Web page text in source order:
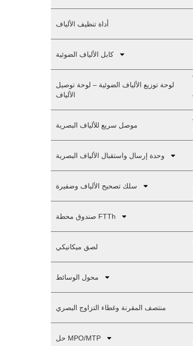
أداة تنظيف الألياف
كابل الألياف الضوئية
لوحة توزيع الألياف الضوئية – لوحة توصيل
الألياف
موصل سريع للألياف البصرية
وحدة إرسال واستقبال الألياف البصرية
سلك تصحيح الألياف وضفيرة
صندوق محطة FTTh
لصق ميكانيكي
محول الوسائط
منتصف المقرنة وغطاء التزاوج البصري
حل MPO/MTP